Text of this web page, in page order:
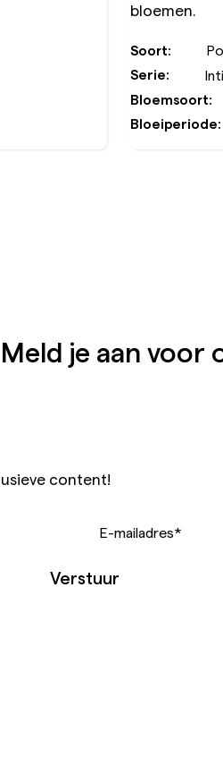
bloemen.
Soort:
Serie:
Bloemsoort:
Bloeiperiode:
je aan voor
content!
E-mailadres*
Verstuur